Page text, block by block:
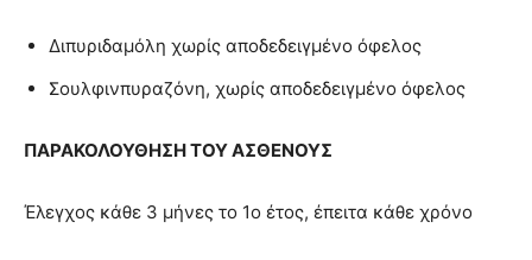
Διπυριδαμόλη χωρίς αποδεδειγμένο όφελος
Σουλφινπυραζόνη, χωρίς αποδεδειγμένο όφελος
ΠΑΡΑΚΟΛΟΥΘΗΣΗ ΤΟΥ ΑΣΘΕΝΟΥΣ
Έλεγχος κάθε 3 μήνες το 1ο έτος, έπειτα κάθε χρόνο